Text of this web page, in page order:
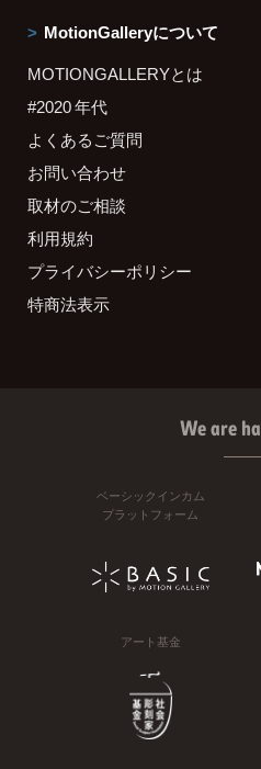
MotionGalleryについて
MOTIONGALLERYとは
#2020 年代
よくあるご質問
お問い合わせ
取材のご相談
利用規約
プライバシーポリシー
特商法表示
We are
ベーシックインカム
プラットフォーム
アート基金